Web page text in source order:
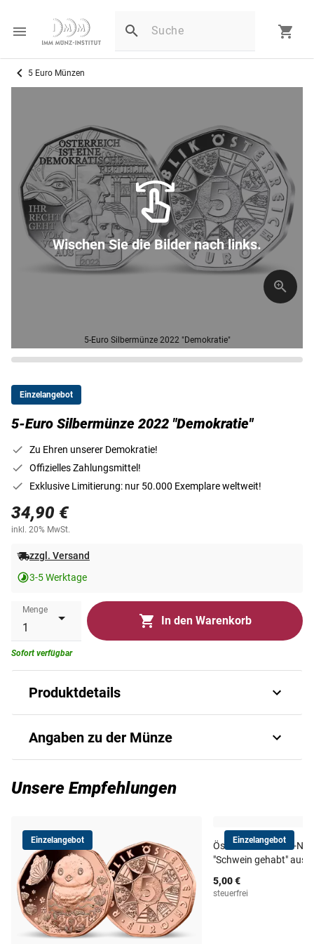
5 Euro Münzen
5-Euro Silbermünze 2022 "Demokratie"
Wischen Sie die Bilder nach links.
Einzelangebot
5-Euro Silbermünze 2022 "Demokratie"
Zu Ehren unserer Demokratie!
Offizielles Zahlungsmittel!
Exklusive Limitierung: nur 50.000 Exemplare weltweit!
34,90 €
inkl. 20% MwSt.
zzgl. Versand
3-5 Werktage
Menge
In den Warenkorb
Sofort verfügbar
Produktdetails
unserer Demokratie!
"Österreich ist eine demokratische Republik. Ihr Recht geht
vom Volk aus." Der erste Artikel der österreichischen
schönes Heimatland gebaut ist. In politisch und
wirtschaftlich unsicheren Zeiten ist es wichtig, sich diese
Grundsätze bewusst zu machen. Genau das tut die
sensationelle Silbermünze aus Österreich!
Österreichs 5-Euro-Silbermünze
Die in der Qualität Handegehoben geprägte 5-Euro-
Angaben zu der Münze
Ausgabejahr 2022
Ausgabeland Österreich
Material Silber (925/1000)
Unsere Empfehlungen
Einzelangebot Einzelangebot
Österreichs 5-Euro-
"Schwein gehabt" aus
5,00 €
steuerfrei